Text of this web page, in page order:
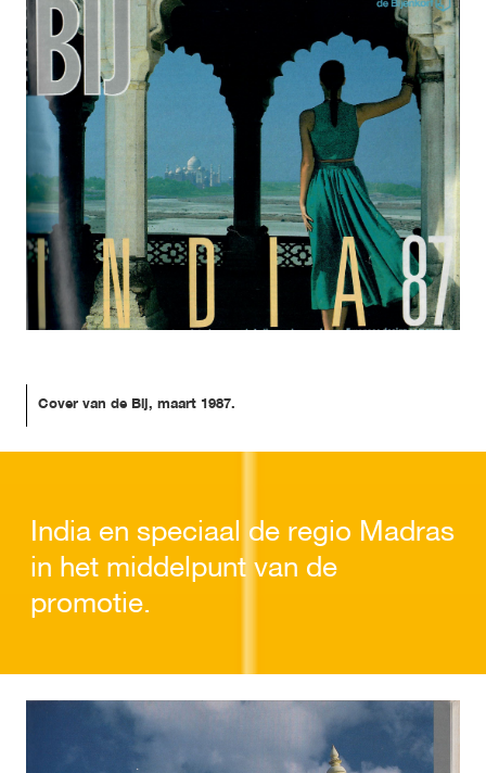
Cover van de Bij, maart 1987.
India en speciaal de regio Madras
in het middelpunt van de
promotie.